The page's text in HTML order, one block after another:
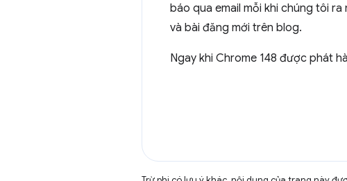
báo qua email mỗi khi chúng tôi
và bài đăng mới trên blog.
Ngay khi Chrome 148 được phát